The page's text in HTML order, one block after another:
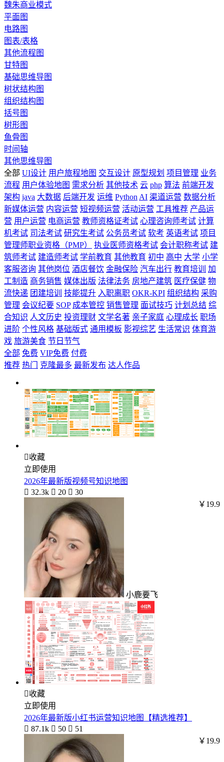
魏朱商业模式
平面图
电路图
图表/表格
其他流程图
甘特图
基础思维导图
树状结构图
组织结构图
括号图
树形图
鱼骨图
时间轴
其他思维导图
全部 UI设计 用户旅程地图 交互设计 原型规划 项目管理 业务
流程 用户体验地图 需求分析 其他技术 云 php 算法 前端开发
架构 java 大数据 后端开发 运维 Python AI 渠道运营 数据分析
新媒体运营 内容运营 短视频运营 活动运营 工具推荐 产品运
营 用户运营 电商运营 教师资格证考试 心理咨询师考试 计算
机考试 司法考试 研究生考试 公务员考试 软考 英语考试 项目
管理师职业资格（PMP）
执业医师资格考试 会计职称考试 建
筑师考试 建造师考试 学前教育 其他教育 初中 高中 大学 小学
客服咨询 其他岗位 酒店餐饮 金融保险 汽车出行 教育培训
加
工制造 商务销售 媒体出版 法律法务 房地产建筑 医疗保健 物
流快递 团建培训 技能提升 入职离职 OKR-KPI 组织结构 采购
管理 会议纪要 SOP 成本管控 销售管理 面试技巧 计划总结 综
合知识 人文历史 投资理财 文学名著 亲子家庭 心理成长 职场
进阶 个性风格 基础版式 通用模板 影视综艺 生活常识 体育游
戏 旅游美食 节日节气
全部 免费 VIP免费 付费
推荐 热门 克隆最多 最新发布 达人作品
收藏
立即使用
2026年最新版视频号知识地图
 32.3k  20  30
小鹿要飞
￥19.9
收藏
立即使用
2026年最新版小红书运营知识地图【精选推荐】
 87.1k  50  51
￥19.9